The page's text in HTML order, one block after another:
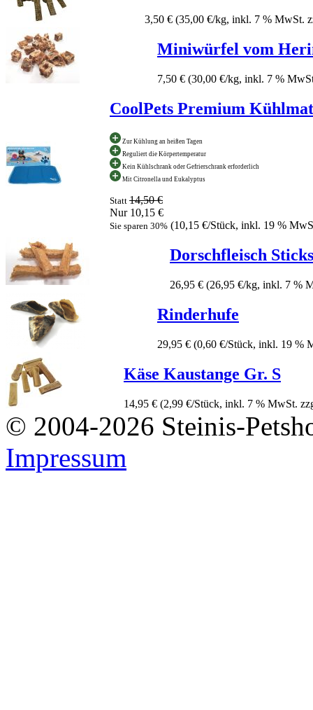
3,50 € (35,00 €/kg, inkl. 7 % MwSt.
Miniwürfel vom
7,50 € (30,00 €/kg, inkl. 7 %
CoolPets Premium
Zur Kühlung an heißen Tagen
Reguliert die Körpertemperatur
Kein Kühlschrank oder Gefrierschrank erforderlich
Mit Citronella und Eukalyptus
Statt 14,50 €
Nur 10,15 €
Sie sparen 30% (10,15 €/Stück, inkl. 19 %
Dorschfleisch Sticks
26,95 € (26,95 €/kg, inkl. 7 %
Rinderhufe
29,95 € (0,60 €/Stück, inkl. 19 %
Käse Kaustange Gr. S
14,95 € (2,99 €/Stück, inkl. 7 % MwSt.
© 2004-2026 Steinis-
Impressum